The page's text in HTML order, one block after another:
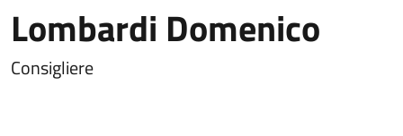
Lombardi Domenico
Consigliere